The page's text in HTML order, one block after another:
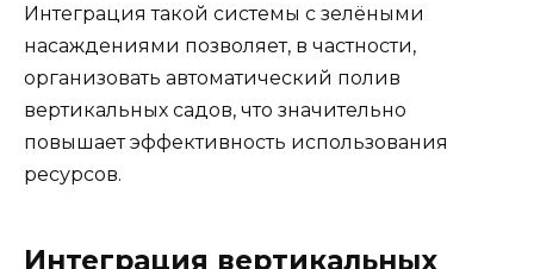
Интеграция такой системы с зелёными
насаждениями позволяет, в частности,
организовать автоматический полив
вертикальных садов, что значительно
повышает эффективность использования
ресурсов.
Интеграция вертикальных